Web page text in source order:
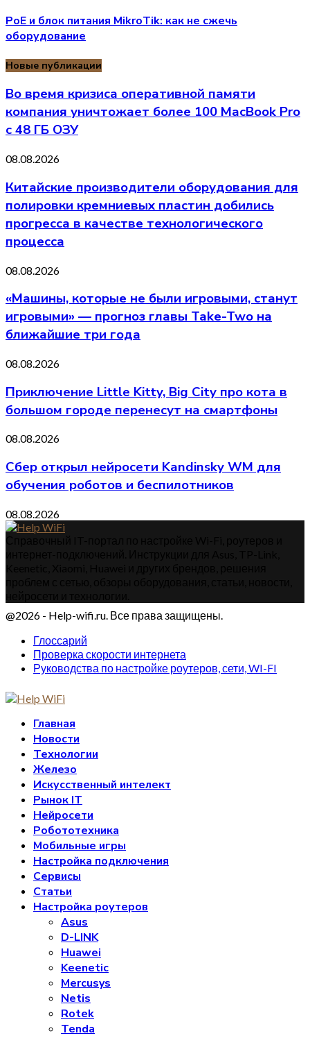
PoE и блок питания MikroTik: как не сжечь
оборудование
Новые публикации
Во время кризиса оперативной памяти
компания уничтожает более 100 MacBook Pro
с 48 ГБ ОЗУ
08.08.2026
Китайские производители оборудования для
полировки кремниевых пластин добились
прогресса в качестве технологического
процесса
08.08.2026
«Машины, которые не были игровыми, станут
игровыми» — прогноз главы Take-Two на
ближайшие три года
08.08.2026
Приключение Little Kitty, Big City про кота в
большом городе перенесут на смартфоны
08.08.2026
Сбер открыл нейросети Kandinsky WM для
обучения роботов и беспилотников
08.08.2026
@2026 - Help-wifi.ru. Все права защищены.
Глоссарий
Проверка скорости интернета
Руководства по настройке роутеров, сети, WI-FI
Главная
Новости
Технологии
Железо
Искусственный интелект
Рынок IT
Нейросети
Робототехника
Мобильные игры
Настройка подключения
Сервисы
Статьи
Настройка роутеров
Asus
D-LINK
Huawei
Keenetic
Mercusys
Netis
Rotek
Tenda